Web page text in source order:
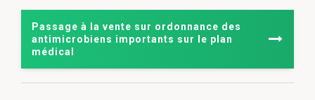
Passage à la vente sur ordonnance des
antimicrobiens importants sur le plan
médical